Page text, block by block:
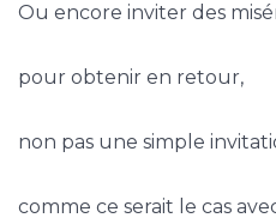
Ou encore inviter des
pour obtenir en retour,
non pas une simple
comme ce serait le cas